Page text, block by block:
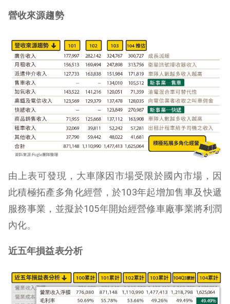
營收來源趨勢
由上表可發現，大車隊因市場受限於國內市場，因
此積極拓產多角化經營，於103年起增加售車及快遞
服務事業，並擬於105年開始經營修車廠事業將利潤
內化。
近五年損益表分析